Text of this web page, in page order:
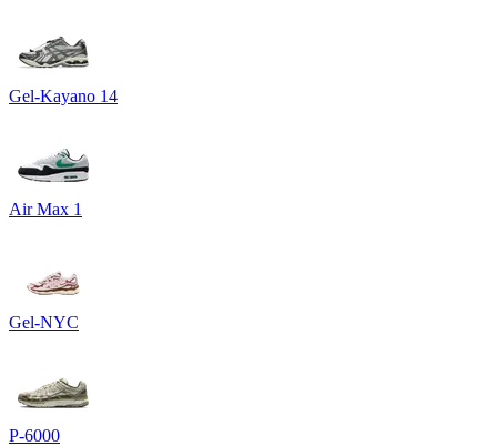
Gel-Kayano 14
Air Max 1
Gel-NYC
P-6000